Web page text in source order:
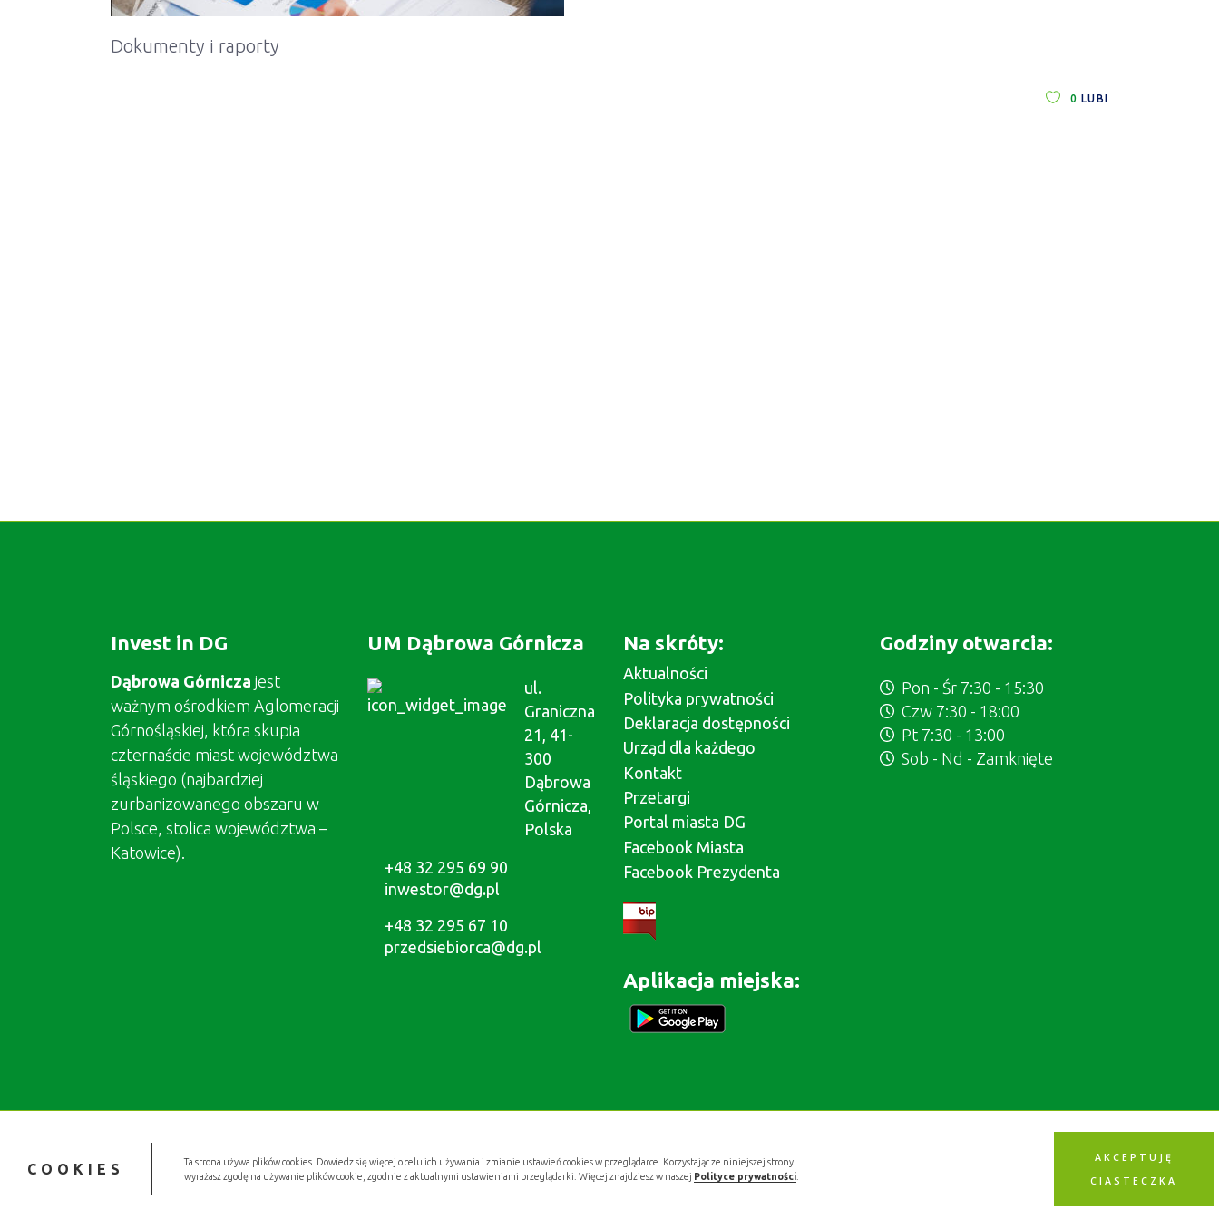
COOKIES
Ta strona używa plików cookies. Dowiedz się więcej o celu ich używania i zmianie ustawień cookies w przeglądarce. Korzystając ze niniejszej strony
wyrażasz zgodę na używanie plików cookie, zgodnie z aktualnymi ustawieniami przeglądarki. Więcej znajdziesz w naszej Polityce prywatności
AKCEPTUJĘ
CIASTECZKA
Dokumenty i raporty
0 LUBI
Invest in DG
Dąbrowa Górnicza jest
ważnym ośrodkiem Aglomeracji
Górnośląskiej, która skupia
czternaście miast województwa
śląskiego (najbardziej
zurbanizowanego obszaru w
Polsce, stolica województwa –
Katowice).
UM Dąbrowa Górnicza
ul.
Graniczna
21, 41-
300
Dąbrowa
Górnicza,
Polska
+48 32 295 69 90
inwestor@dg.pl
+48 32 295 67 10
przedsiebiorca@dg.pl
Na skróty:
Aktualności
Polityka prywatności
Deklaracja dostępności
Urząd dla każdego
Kontakt
Przetargi
Portal miasta DG
Facebook Miasta
Facebook Prezydenta
Aplikacja miejska:
Godziny otwarcia:
Pon - Śr 7:30 - 15:30
Czw 7:30 - 18:00
Pt 7:30 - 13:00
Sob - Nd - Zamknięte